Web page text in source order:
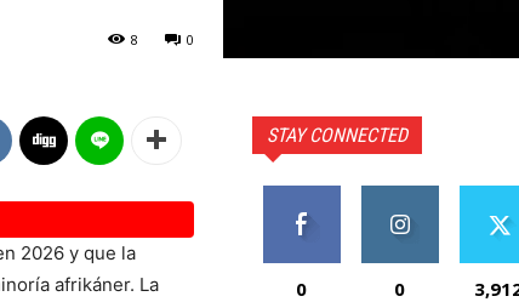
0
8
2026 y que la
afrikáner. La
STAY CONNECTED
0 0